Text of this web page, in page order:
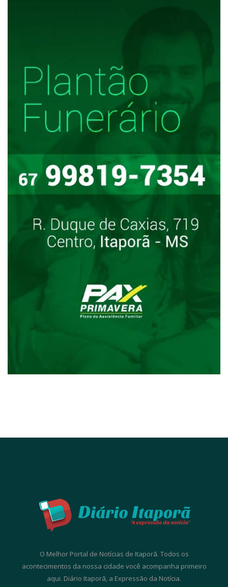
O Melhor Portal de Notícias de Itaporã. Todos os
acontecimentos da nossa cidade você acompanha primeiro
aqui. Diário Itaporã, a Expressão da Notícia.